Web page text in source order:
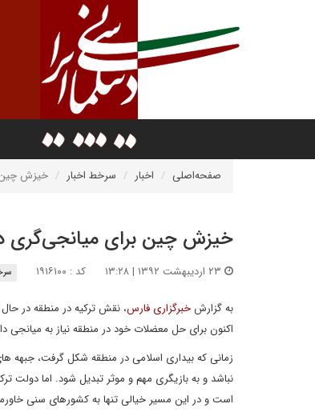
صفحه‌اصلی اخبار سرخط اخبار خیزش چین
خیزش چین برای میانجی‌گری
کد : ۱۹۱۶۱۰۰
به گزارشخبرگزاری فارس، نقش ترکیه در منطقه در
اکنون برای حل معضلات خود در منطقه نیاز به میانجی
زمانی که بیداری اسلامی در منطقه شکل گرفت، جبهه
نباشد و به بازیگری مهم و موثر تبدیل شود. اما دولت
است و در این مسیر خیالی تنها به کشورهای سنی